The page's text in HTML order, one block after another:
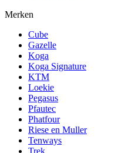
Merken
Cube
Gazelle
Koga
Koga Signature
KTM
Loekie
Pegasus
Pfautec
Phatfour
Riese en Muller
Tenways
Trek